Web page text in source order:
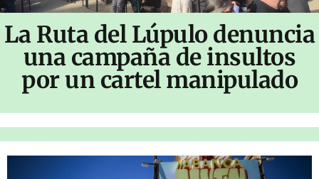
La Ruta del Lúpulo denuncia
una campaña de insultos
por un cartel manipulado